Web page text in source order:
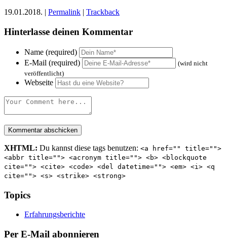
19.01.2018. | Permalink | Trackback
Hinterlasse deinen Kommentar
Name (required)
E-Mail (required)
(wird nicht
veröffentlicht)
Webseite
XHTML: Du kannst diese tags benutzen: <a href="" title="">
<abbr title=""> <acronym title=""> <b> <blockquote
cite=""> <cite> <code> <del datetime=""> <em> <i> <q
cite=""> <s> <strike> <strong>
Topics
Erfahrungsberichte
Per E-Mail abonnieren